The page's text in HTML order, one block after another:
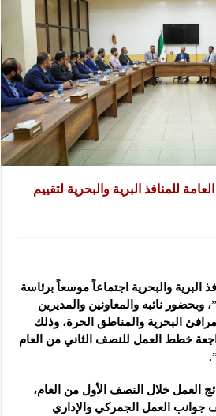
للمنافذ البرية والبحرية لتقييم
البرية والبحرية اجتماعاً موسعاً برئاسة
وبحضور نائبه والمعاونين والمديرين
البحرية والمناطق الحرة، وذلك
خطط العمل للنصف الثاني من العام
العمل خلال النصف الأول من العام،
العمل الجمركي والإداري